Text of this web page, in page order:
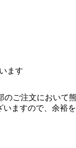
ます
ご注文において
ますので、余裕